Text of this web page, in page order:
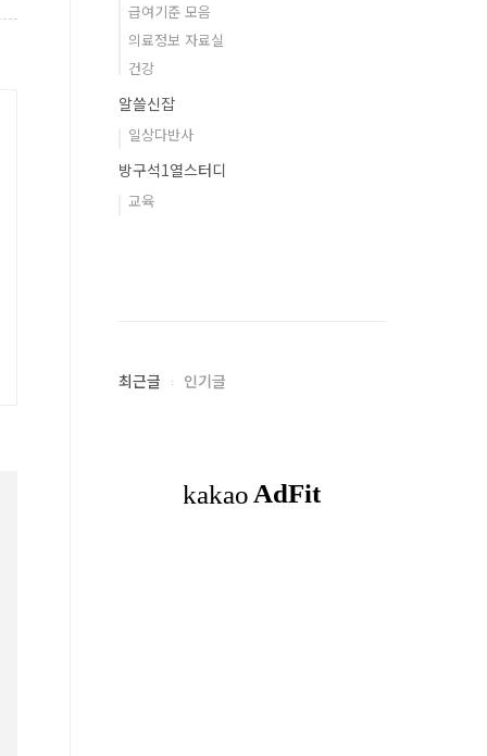
급여기준 모음
의료정보 자료실
건강
알쓸신잡
일상다반사
방구석1열스터디
교육
최근글 인기글